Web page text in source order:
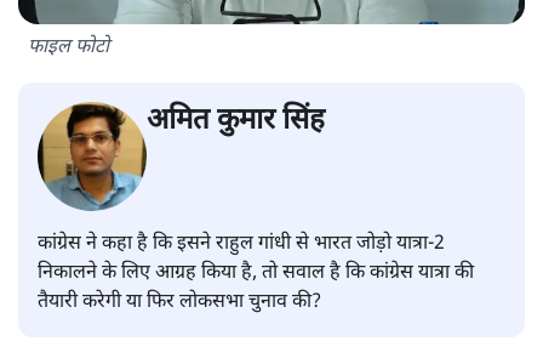
फाइल फोटो
अमित कुमार सिंह
कांग्रेस ने कहा है कि इसने राहुल गांधी से भारत जोड़ो यात्रा-2
निकालने के लिए आग्रह किया है, तो सवाल है कि कांग्रेस यात्रा की
तैयारी करेगी या फिर लोकसभा चुनाव की?